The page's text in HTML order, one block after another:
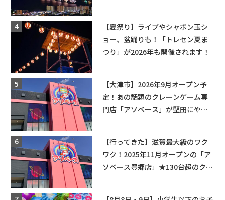
【夏祭り】ライブやシャボン玉シ
ョー、盆踊りも！「トレセン夏ま
つり」が2026年も開催されます！
【大津市】2026年9月オープン予
定！あの話題のクレーンゲーム専
門店「アソベース」が堅田にやっ
【行ってきた】滋賀最大級のワク
ワク！2025年11月オープンの「ア
ソベース豊郷店」★130台超のクレ